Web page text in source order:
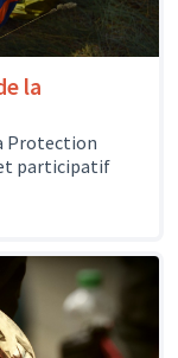
la
Protection
participatif